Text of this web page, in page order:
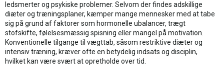
ledsmerter og psykiske problemer. Selvom der findes adskillige
diæter og træningsplaner, kæmper mange mennesker med at tabe
sig på grund af faktorer som hormonelle ubalancer, trægt
stofskifte, følelsesmæssig spisning eller mangel på motivation.
Konventionelle tilgange til vægttab, såsom restriktive diæter og
intensiv træning, kræver ofte en betydelig indsats og disciplin,
hvilket kan være svært at opretholde over tid.